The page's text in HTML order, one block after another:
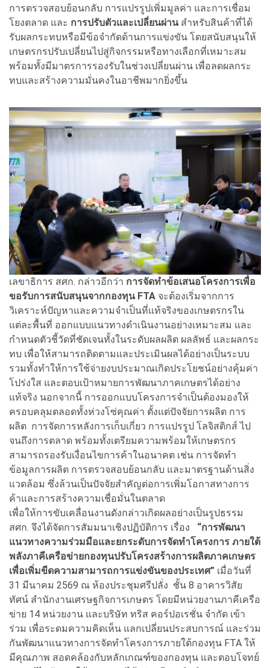
การตรวจสอบย้อนกลับ การแปรรูปเพิ่มมูลค่า และการเชื่อม
โยงตลาด และ การปรับตัวและเปลี่ยนผ่านสำหรับสินค้าที่ได้
รับผลกระทบหรือมีข้อจำกัดด้านการแข่งขัน โดยสนับสนุนให้
เกษตรกรปรับเปลี่ยนไปสู่กิจกรรมหรือทางเลือกที่เหมาะสม
พร้อมทั้งมีมาตรการรองรับในช่วงเปลี่ยนผ่าน เพื่อลดผลกระ
ทบและสร้างความมั่นคงในอาชีพมากยิ่งขึ้น
เลขาธิการ สศก. กล่าวอีกว่า การจัดทำข้อเสนอโครงการเพื่อ
ขอรับการสนับสนุนจากกองทุน FTA จะต้องเริ่มจากการ
วิเคราะห์ปัญหาและความจำเป็นที่แท้จริงของเกษตรกรใน
แต่ละพื้นที่ ออกแบบแนวทางดำเนินงานอย่างเหมาะสม และ
กำหนดตัวชี้วัดที่ชัดเจนทั้งในระดับผลผลิต ผลลัพธ์ และผลกระ
ทบ เพื่อให้สามารถติดตามและประเมินผลได้อย่างเป็นระบบ
รวมทั้งทำให้การใช้จ่ายงบประมาณเกิดประโยชน์อย่างคุ้มค่า
โปร่งใส และตอบเป้าหมายการพัฒนาภาคเกษตรได้อย่าง
แท้จริง นอกจากนี้ การออกแบบโครงการจำเป็นต้องมองให้
ครอบคลุมตลอดทั้งห่วงโซ่คุณค่า ตั้งแต่ปัจจัยการผลิต การ
ผลิต การจัดการหลังการเก็บเกี่ยว การแปรรูป โลจิสติกส์ ไป
จนถึงการตลาด พร้อมทั้งเตรียมความพร้อมให้เกษตรกร
สามารถรองรับเงื่อนไขการค้าในอนาคต เช่น การจัดทำ
ข้อมูลการผลิต การตรวจสอบย้อนกลับ และมาตรฐานด้านสิ่ง
แวดล้อม ซึ่งล้วนเป็นปัจจัยสำคัญต่อการเพิ่มโอกาสทางการ
ค้าและการสร้างความเชื่อมั่นในตลาด
เพื่อให้การขับเคลื่อนงานดังกล่าวเกิดผลอย่างเป็นรูปธรรม
สศก. จึงได้จัดการสัมมนาเชิงปฏิบัติการ เรื่อง
“การพัฒนา
แนวทางความร่วมมือและยกระดับการจัดทำโครงการ ภายใต้
พลังภาคีเครือข่ายกองทุนปรับโครงสร้างการผลิตภาคเกษตร
เพื่อเพิ่มขีดความสามารถการแข่งขันของประเทศ” เมื่อวันที่
31 มีนาคม 2569 ณ ห้องประชุมศรีปลั่ง ชั้น 8 อาคารวิสัย
ทัศน์ สำนักงานเศรษฐกิจการเกษตร โดยมีหน่วยงานภาคีเครือ
ข่าย 14 หน่วยงาน และบริษัท ทริส คอร์ปอเรชั่น จำกัด เข้า
ร่วม เพื่อระดมความคิดเห็น แลกเปลี่ยนประสบการณ์ และร่วม
กันพัฒนาแนวทางการจัดทำโครงการภายใต้กองทุน FTA ให้
มีคุณภาพ สอดคล้องกับหลักเกณฑ์ของกองทุน และตอบโจทย์